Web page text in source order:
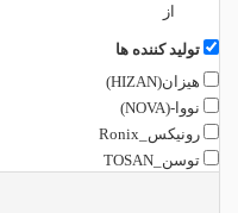
از
تولید کننده ها
هیزان(HIZAN)
نووا-(NOVA)
رونیکس_Ronix
توسن_TOSAN